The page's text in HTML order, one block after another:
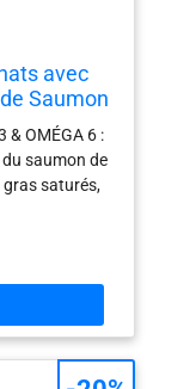
toujours le
!
avec
Saumon
|
pour
& OMÉGA 6 :
saumon de
gras saturés,
convient à
courts, et
et oméga-6
QUI RESTE
de chiens et
la bonne